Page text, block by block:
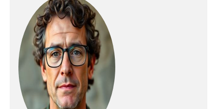
grandes valises et les
bagages à main sont
dotés d’une coque
rigide en ABS très
épaisse et résistante
aux rayures avec des
bords renforcés pour
une résistance et une
protection accrues,